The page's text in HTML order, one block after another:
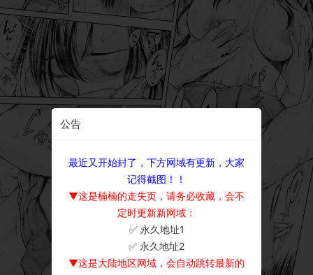
公告
最近又开始封了，下方网域有更新，大家
记得截图！！
▼这是楠楠的走失页，请务必收藏，会不
定时更新新网域：
✅ 永久地址1
✅ 永久地址2
▼这是大陆地区网域，会自动跳转最新的